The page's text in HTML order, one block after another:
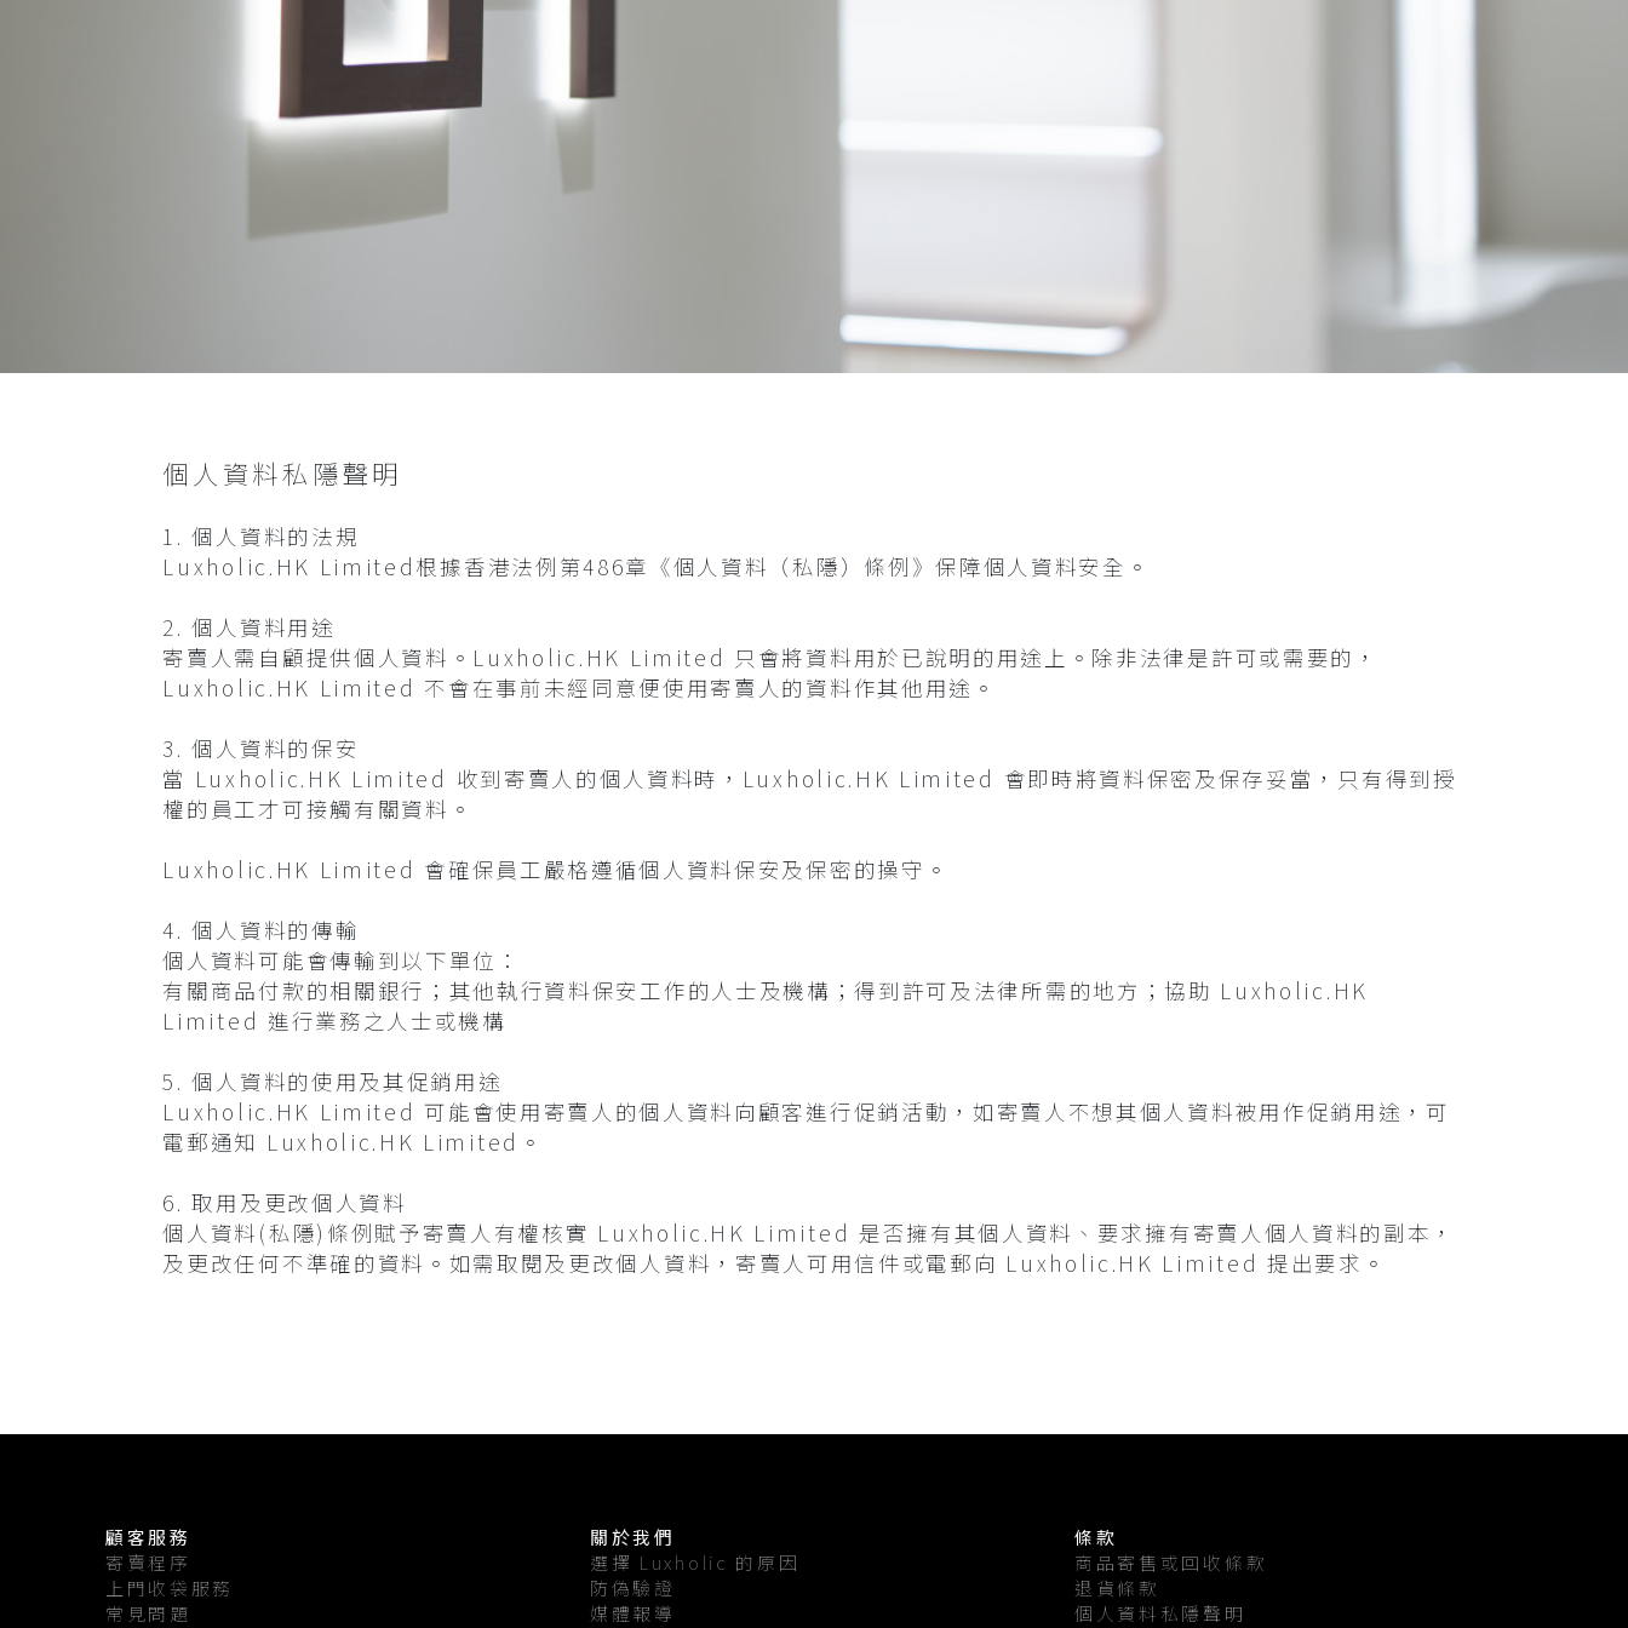
查看全部
個人資料私隱聲明
1. 個人資料的法規
Luxholic.HK Limited根據香港法例第486章《個人資料（私隱）條例》保障個人資料安全。
2. 個人資料用途
寄賣人需自顧提供個人資料。Luxholic.HK Limited 只會將資料用於已說明的用途上。除非法律是許可或需要的，
Luxholic.HK Limited 不會在事前未經同意便使用寄賣人的資料作其他用途。
3. 個人資料的保安
當 Luxholic.HK Limited 收到寄賣人的個人資料時，Luxholic.HK Limited 會即時將資料保密及保存妥當，只有得到授
權的員工才可接觸有關資料。
Luxholic.HK Limited 會確保員工嚴格遵循個人資料保安及保密的操守。
4. 個人資料的傳輸
個人資料可能會傳輸到以下單位：
有關商品付款的相關銀行；其他執行資料保安工作的人士及機構；得到許可及法律所需的地方；協助 Luxholic.HK
Limited 進行業務之人士或機構
5. 個人資料的使用及其促銷用途
Luxholic.HK Limited 可能會使用寄賣人的個人資料向顧客進行促銷活動，如寄賣人不想其個人資料被用作促銷用途，可
電郵通知 Luxholic.HK Limited。
6. 取用及更改個人資料
個人資料(私隱)條例賦予寄賣人有權核實 Luxholic.HK Limited 是否擁有其個人資料、要求擁有寄賣人個人資料的副本，
及更改任何不準確的資料。如需取閱及更改個人資料，寄賣人可用信件或電郵向 Luxholic.HK Limited 提出要求。
顧客服務
寄賣程序
上門收袋服務
常見問題
關於我們
選擇 Luxholic 的原因
防偽驗證
媒體報導
條款
商品寄售或回收條款
退貨條款
個人資料私隱聲明